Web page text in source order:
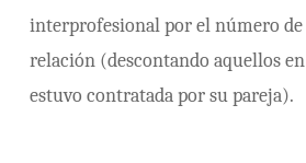
interprofesional por el número de
relación (descontando aquellos
estuvo contratada por su pareja).